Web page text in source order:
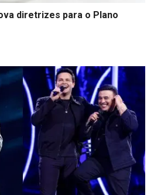
diretrizes para o Plano